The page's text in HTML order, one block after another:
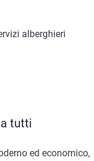
alberghieri
tutti
ed economico,